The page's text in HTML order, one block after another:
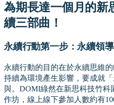
為期長達一個月的新
續三部曲！
永續行動第一步：永續領
永續行動的目的在於永續思維
持續為環境產生影響，要成就
與。DOMI綠然在新思科技竹科
作坊，線上線下參加人數約有